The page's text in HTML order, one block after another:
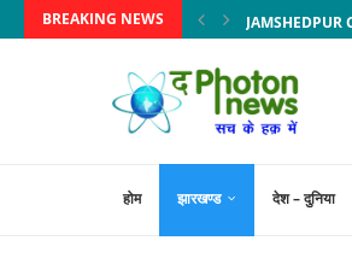
BREAKING NEWS JAMSHEDPUR
होम झारखण्ड देश – दुनिया